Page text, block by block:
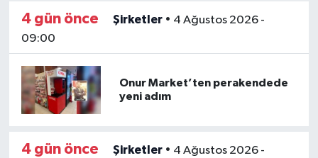
4 gün önce Şirketler• 4 Ağustos 2026 -
09:00
Onur Market’ten perakendede
yeni adım
4 gün önce Şirketler• 4 Ağustos 2026 -